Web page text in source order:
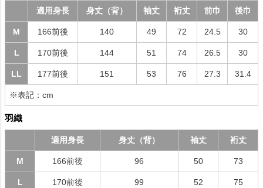
適用身長 身丈（背） 袖丈 裄丈 前巾 後巾
M 166前後 140 49 72 24.5 30
L 170前後 144 51 74 26.5 30
LL 177前後 151 53 76 27.3 31.4
※表記：cm
羽織
適用身長 身丈（背） 袖丈 裄丈
M 166前後 96 50 73
L 170前後 99 52 75